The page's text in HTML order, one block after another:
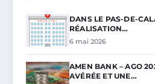
DANS LE PAS-DE-
RÉALISATION…
6 mai 2026
AMEN BANK – AGO
AVÉRÉE ET UNE…